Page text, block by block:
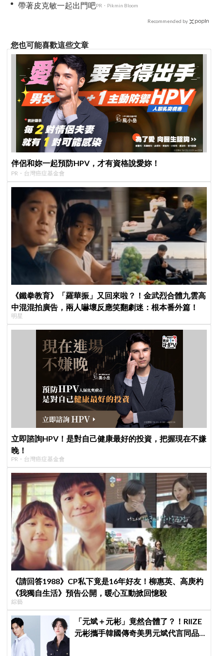
帶著皮克敏一起出門吧PR・Pikmin Bloom
Recommended by
您也可能喜歡這些文章
伴侶和妳一起預防HPV，才有資格說愛妳！
PR・台灣癌症基金會
《鐵拳教育》「羅華振」又回來啦？！金武烈合體九雲高
中混混拍廣告，兩人嚇壞反應笑翻劇迷：根本番外篇！
明星
立即諮詢HPV！是對自己健康最好的投資，把握現在不嫌
晚！
PR・台灣癌症基金會
《請回答1988》CP私下竟是16年好友！柳惠英、高庚杓
《我獨自生活》預告公開，暖心互動掀回憶殺
綜藝
「元斌＋元彬」竟然合體了？！RIIZE
元彬攜手韓國傳奇美男元斌代言同品